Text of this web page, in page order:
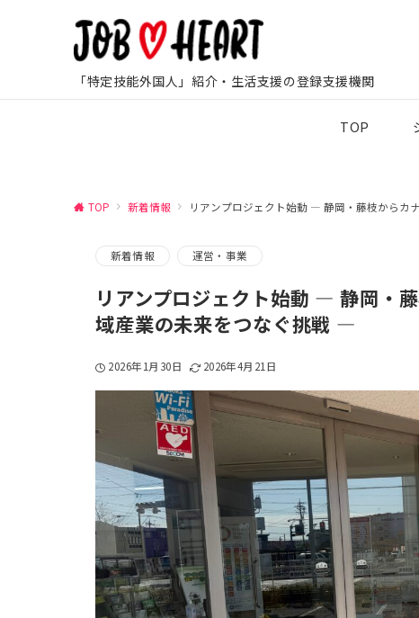
「特定技能外国人」紹介・生活支援の登録支援機関
TOP
TOP 新着情報 リアンプロジェクト始動 ― 静岡・藤枝からカ
新着情報 運営・事業
リアンプロジェクト始動 ― 静岡・
域産業の未来をつなぐ挑戦 ―
2026年1月30日 2026年4月21日